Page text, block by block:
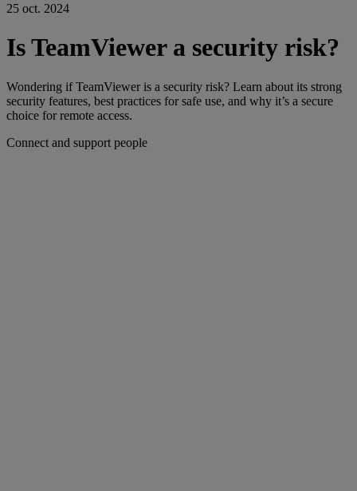
25 oct. 2024
Is TeamViewer a security risk?
Wondering if TeamViewer is a security risk? Learn about its strong
security features, best practices for safe use, and why it’s a secure
choice for remote access.
Connect and support people